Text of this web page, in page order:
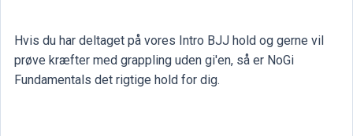
Hvis du har deltaget på vores Intro BJJ hold og gerne vil
prøve kræfter med grappling uden gi'en, så er NoGi
Fundamentals det rigtige hold for dig.